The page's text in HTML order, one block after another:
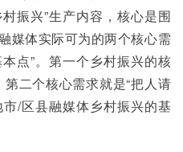
振兴”生产内容，核心是围
媒体实际可为的两个核心需
点”。第一个乡村振兴的核
二个核心需求就是“把人请
/区县融媒体乡村振兴的基